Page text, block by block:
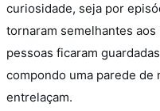
curiosidade, seja por
tornaram semelhantes
pessoas ficaram
compondo uma parede de
entrelaçam.